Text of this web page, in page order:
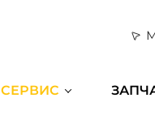
СЕРВИС